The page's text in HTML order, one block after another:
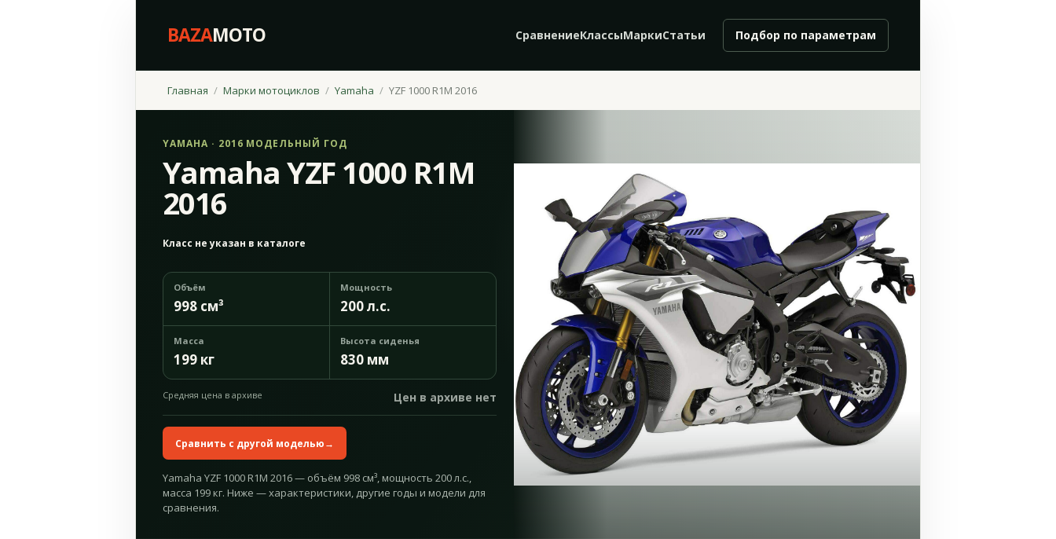
BAZAMOTO СравнениеКлассыМаркиСтатьи Подбор по параметрам
Главная Марки мотоциклов Yamaha YZF 1000 R1M 2016
YAMAHA · 2016 МОДЕЛЬНЫЙ ГОД
Yamaha YZF 1000 R1M
2016
Класс не указан в каталоге
Объём
998 см³
Мощность
200 л.с.
Масса
199 кг
Высота сиденья
830 мм
Средняя цена в архиве Цен в архиве нет
Сравнить с другой моделью→
Yamaha YZF 1000 R1M 2016 — объём 998 см³, мощность 200 л.с.,
масса 199 кг. Ниже — характеристики, другие годы и модели для
сравнения.